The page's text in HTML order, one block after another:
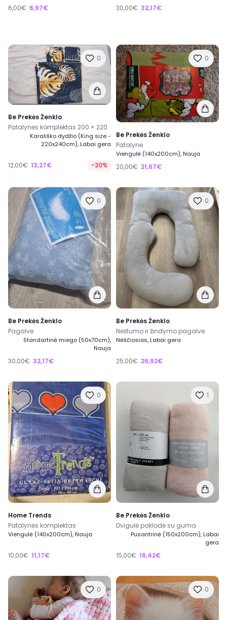
6,00€ 6,97€ 30,00€ 32,17€
0
Be Prekės Ženklo
Patalynės komplektas 200 × 220
Karališko dydžio (King size -
220x240cm), Labai gera
12,00€ 13,27€ -20%
0
Be Prekės Ženklo
Patalynė
Viengulė (140x200cm), Nauja
20,00€ 21,67€
0
Be Prekės Ženklo
Pagalvė
Standartinė miego (50x70cm),
Nauja
30,00€ 32,17€
0
Be Prekės Ženklo
Nėštumo ir žindymo pagalvė
Nėščiosios, Labai gera
25,00€ 26,92€
0
Home Trends
Patalynės komplektas
Viengulė (140x200cm), Nauja
10,00€ 11,17€
1
Be Prekės Ženklo
Dvigulė paklodė su guma
Pusantrinė (150x200cm), Labai
gera
15,00€ 16,42€
0 0